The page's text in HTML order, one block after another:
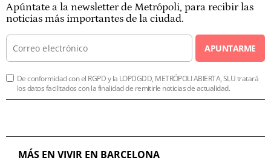
Apúntate a la newsletter de Metrópoli, para recibir las
noticias más importantes de la ciudad.
APUNTARME
De conformidad con el RGPD y la LOPDGDD, METRÓPOLI ABIERTA, SLU tratará
los datos facilitados con la finalidad de remitirle noticias de actualidad.
MÁS EN VIVIR EN BARCELONA